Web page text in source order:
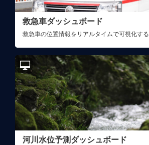
救急車ダッシュボード
救急車の位置情報をリアルタイムで可視化する
河川水位予測ダッシュボード